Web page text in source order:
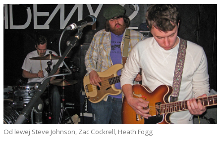
Od lewej Steve Johnson, Zac Cockrell, Heath Fogg